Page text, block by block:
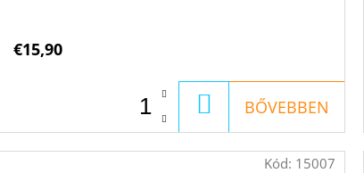
€15,90
KOSÁRBA
BŐVEBBEN
Kód: 15007